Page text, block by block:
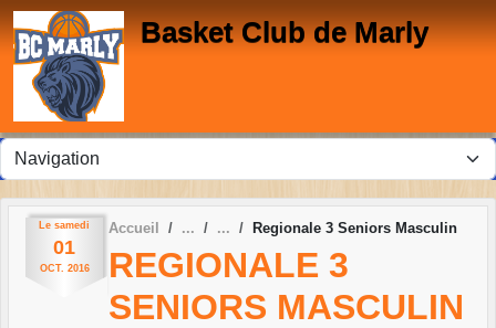
Basket Club de Marly
Le samedi
01
OCT. 2016
Accueil Regionale 3 Seniors Masculin
REGIONALE 3
SENIORS MASCULIN
Panneau de gestion des cookies